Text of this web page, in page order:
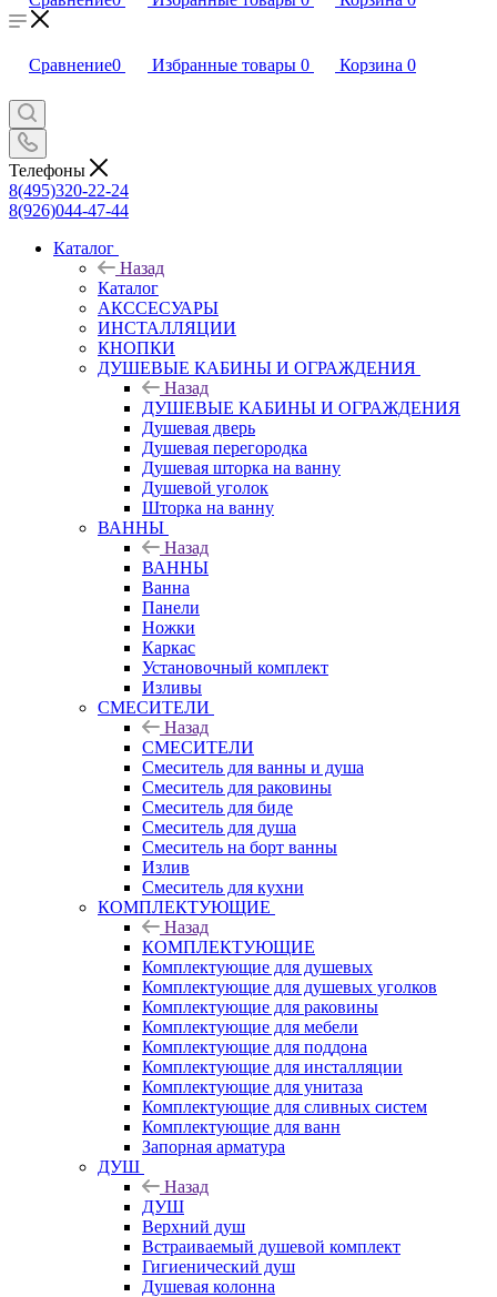
Сравнение0 Избранные товары 0 Корзина 0
Телефоны
8(495)320-22-24
8(926)044-47-44
Каталог
Назад
Каталог
АКССЕСУАРЫ
ИНСТАЛЛЯЦИИ
КНОПКИ
ДУШЕВЫЕ КАБИНЫ И ОГРАЖДЕНИЯ
Назад
ДУШЕВЫЕ КАБИНЫ И ОГРАЖДЕНИЯ
Душевая дверь
Душевая перегородка
Душевая шторка на ванну
Душевой уголок
Шторка на ванну
ВАННЫ
Назад
ВАННЫ
Ванна
Панели
Ножки
Каркас
Установочный комплект
Изливы
СМЕСИТЕЛИ
Назад
СМЕСИТЕЛИ
Смеситель для ванны и душа
Смеситель для раковины
Смеситель для биде
Смеситель для душа
Смеситель на борт ванны
Излив
Смеситель для кухни
КОМПЛЕКТУЮЩИЕ
Назад
КОМПЛЕКТУЮЩИЕ
Комплектующие для душевых
Комплектующие для душевых уголков
Комплектующие для раковины
Комплектующие для мебели
Комплектующие для поддона
Комплектующие для инсталляции
Комплектующие для унитаза
Комплектующие для сливных систем
Комплектующие для ванн
Запорная арматура
ДУШ
Назад
ДУШ
Верхний душ
Встраиваемый душевой комплект
Гигиенический душ
Душевая колонна